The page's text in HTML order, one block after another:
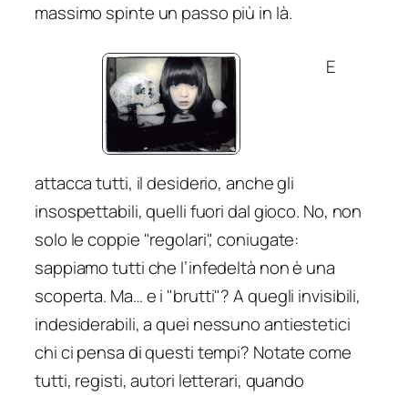
massimo spinte un passo più in là.
E
attacca tutti, il desiderio, anche gli
insospettabili, quelli fuori dal gioco. No, non
solo le coppie "regolari", coniugate:
sappiamo tutti che l’infedeltà non è una
scoperta. Ma… e i "brutti"? A quegli invisibili,
indesiderabili, a quei nessuno antiestetici
chi ci pensa di questi tempi? Notate come
tutti, registi, autori letterari, quando